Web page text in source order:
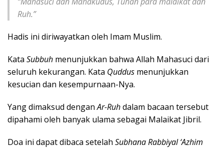
Ruh.”
Hadis ini diriwayatkan oleh Imam Muslim.
Kata Subbuh menunjukkan bahwa Allah Mahasuci dari
seluruh kekurangan. Kata Quddus menunjukkan
kesucian dan kesempurnaan-Nya.
Yang dimaksud denganAr-Ruhdalam bacaan tersebut
dipahami oleh banyak ulama sebagai Malaikat Jibril.
Doa ini dapat dibaca setelah Subhana Rabbiyal ‘Azhim